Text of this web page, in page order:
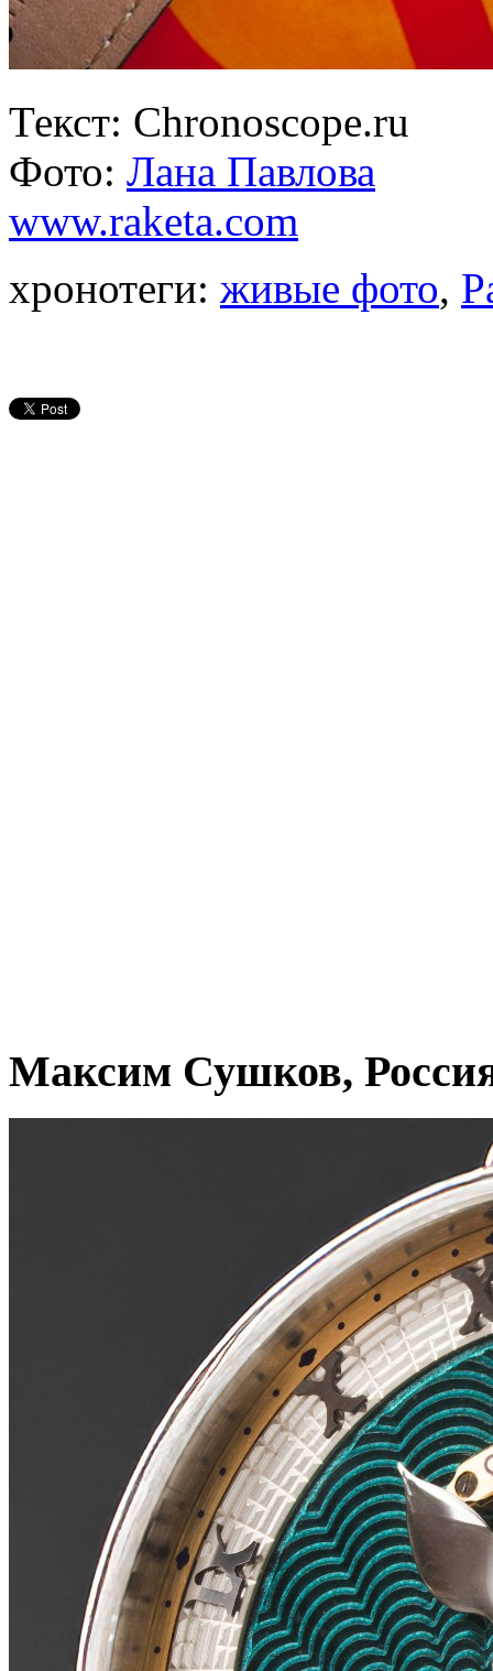
Текст: Chronoscope.ru
Фото: Лана Павлова
www.raketa.com
хронотеги: живые фото,
Максим Сушков,